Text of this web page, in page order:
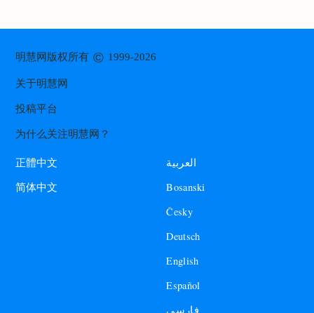
明慧网版权所有© 1999-2026
关于明慧网
投稿平台
为什么关注明慧网？
正體中文
简体中文
العربية
Bosanski
Česky
Deutsch
English
Español
فارسی